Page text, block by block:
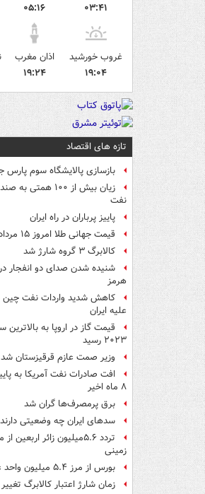
۰۳:۴۱
۰۵:۱۶
غروب خورشید
۱۹:۰۴
اذان مغرب
۱۹:۲۴
تازه های اقتصاد
بازسازی پالایشگاه سوم پارس
زیان بیش از ۱۰۰
نفت
پاییز پرباران در راه ایران
قیمت جهانی طلا امروز ۱۵ مرداد
کالابرگ ۳ گروه شارژ شد
شنیده شدن صدای دو انفجار
هرمز
کاهش شدید واردات نفت چین
علیه ایران
قیمت گاز در اروپا به
۲۰۲۳ رسید
وزیر صمت عازم قرقیزستان شد
افت صادرات نفت آمریکا به
۸ ماه اخیر
برق پرمصرف‌ها گران شد
سدهای ایران چه وضعیتی دارند
زمینی
بورس از مرز ۵.۴ میلیون واحد عبور کرد
زمان شارژ اعتبار کالابرگ